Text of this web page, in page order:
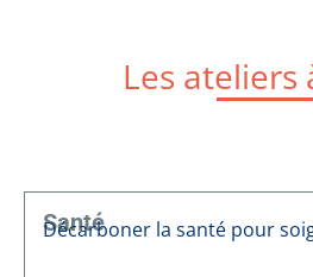
Les ateliers
Santé
Décarboner la santé pour